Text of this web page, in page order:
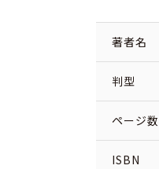
著者名
判型
ページ数
ISBN